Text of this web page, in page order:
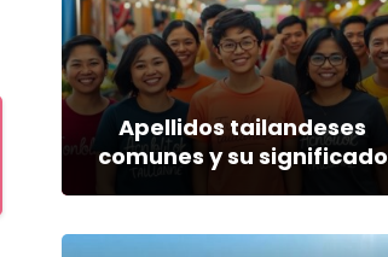
Apellidos tailandeses
comunes y su significado